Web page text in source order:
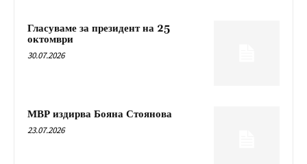
Гласуваме за президент на 25
октомври
30.07.2026
МВР издирва Бояна Стоянова
23.07.2026